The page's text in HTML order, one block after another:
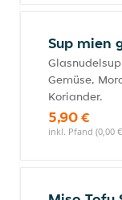
Sup mien
Gemüse,
Koriander.
5,90 €
inkl. Pfand (0,00